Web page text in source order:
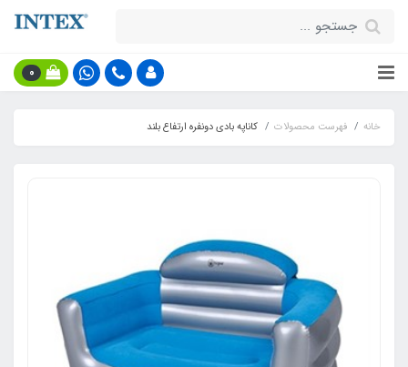
0
خانه فهرست محصولات کاناپه بادی دونفره ارتفاع بلند